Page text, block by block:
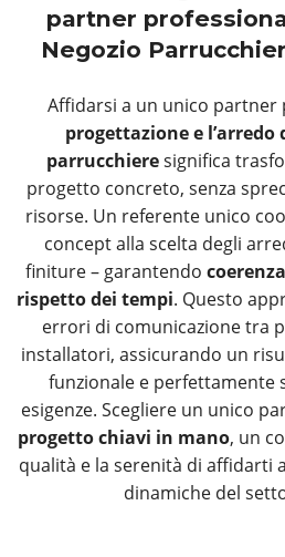
partner
Negozio
Affidarsi a un unico partner
progettazione e l’arredo
parrucchieresignifica
progetto concreto, senza
risorse. Un referente unico
concept alla scelta degli
finiture – garantendo
rispetto dei tempi. Questo
errori di comunicazione tra
installatori, assicurando un
funzionale e perfettamente
esigenze. Scegliere un unico
progetto chiavi in mano, un
qualità e la serenità di affidarti
dinamiche del